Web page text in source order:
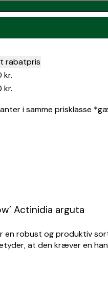
rabatpris
kr.
kr.
i samme prisklasse
Actinidia arguta
en robust og produktiv
at den kræver en
‘Rogòw’ A